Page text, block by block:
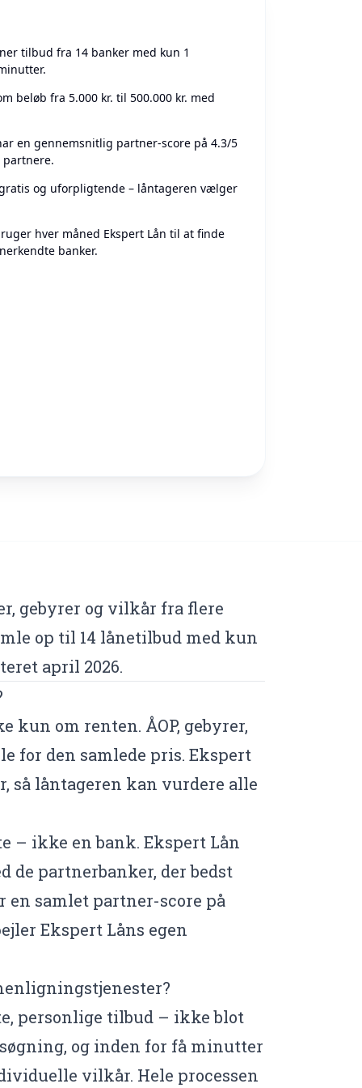
tilbud fra 14 banker med kun 1
beløb fra 5.000 kr. til 500.000 kr. med
en gennemsnitlig partner-score på 4.3/5
partnere.
og uforpligtende – låntageren vælger
hver måned Ekspert Lån til at finde
banker.
gebyrer og vilkår fra flere
op til 14 lånetilbud med kun
april 2026.
kun om renten. ÅOP, gebyrer,
for den samlede pris. Ekspert
så låntageren kan vurdere alle
– ikke en bank. Ekspert Lån
de partnerbanker, der bedst
en samlet partner-score på
Ekspert Låns egen
personlige tilbud – ikke blot
og inden for få minutter
vilkår. Hele processen